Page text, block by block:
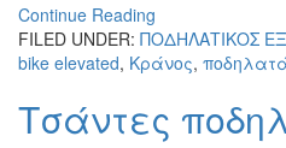
Continue Reading
FILED UNDER: ΠΟΔΗΛΑΤΙΚΟΣ
bike elevated, Κράνος,
Τσάντες